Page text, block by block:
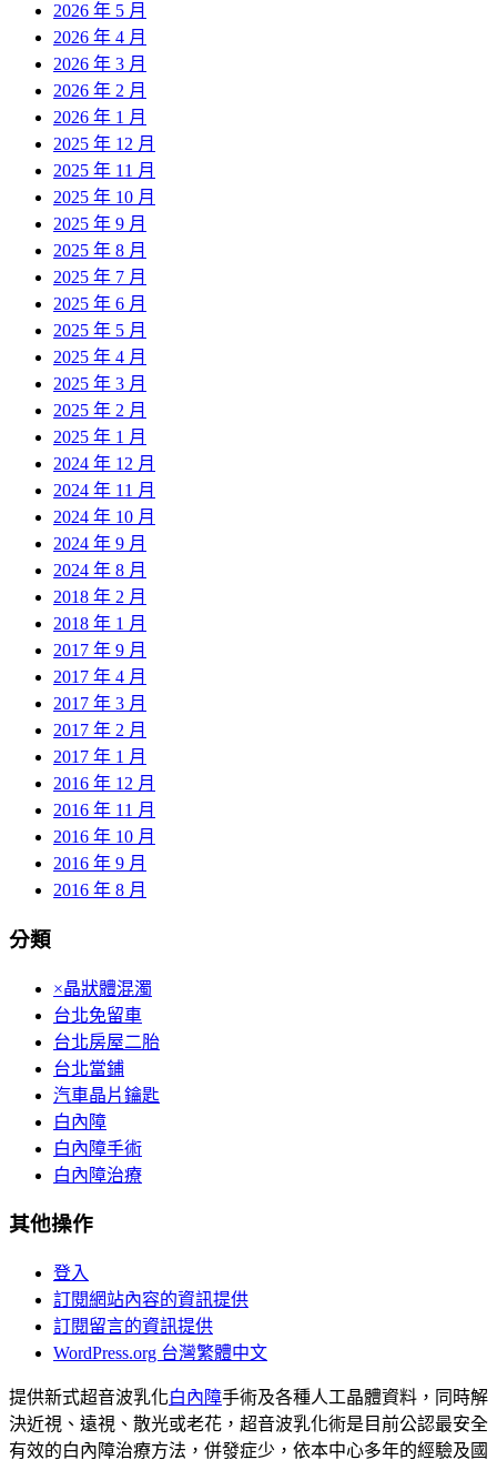
2026 年 5 月
2026 年 4 月
2026 年 3 月
2026 年 2 月
2026 年 1 月
2025 年 12 月
2025 年 11 月
2025 年 10 月
2025 年 9 月
2025 年 8 月
2025 年 7 月
2025 年 6 月
2025 年 5 月
2025 年 4 月
2025 年 3 月
2025 年 2 月
2025 年 1 月
2024 年 12 月
2024 年 11 月
2024 年 10 月
2024 年 9 月
2024 年 8 月
2018 年 2 月
2018 年 1 月
2017 年 9 月
2017 年 4 月
2017 年 3 月
2017 年 2 月
2017 年 1 月
2016 年 12 月
2016 年 11 月
2016 年 10 月
2016 年 9 月
2016 年 8 月
分類
×晶狀體混濁
台北免留車
台北房屋二胎
台北當鋪
汽車晶片鑰匙
白內障
白內障手術
白內障治療
其他操作
登入
訂閱網站內容的資訊提供
訂閱留言的資訊提供
WordPress.org 台灣繁體中文
提供新式超音波乳化白內障手術及各種人工晶體資料，同時解
決近視、遠視、散光或老花，超音波乳化術是目前公認最安全
有效的白內障治療方法，併發症少，依本中心多年的經驗及國